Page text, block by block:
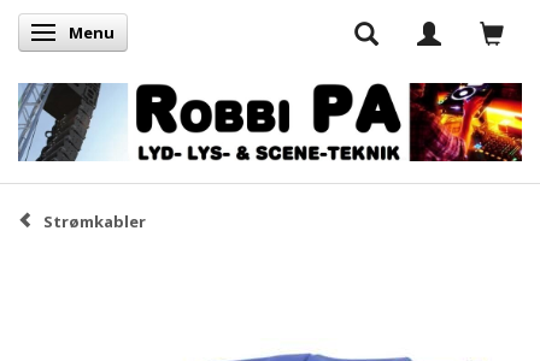
Skifte navigation
Menu
Strømkabler